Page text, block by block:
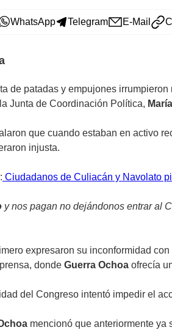
WhatsApp Telegram E-Mail
de patadas y empujones irrumpieron
Junta de Coordinación Política,
que cuando estaban en activo
injusta.
Ciudadanos de Culiacán y Navolato
y nos pagan no dejándonos entrar al
expresaron su inconformidad
donde Guerra Ochoa ofrecía
del Congreso intentó impedir el
mencionó que anteriormente ya